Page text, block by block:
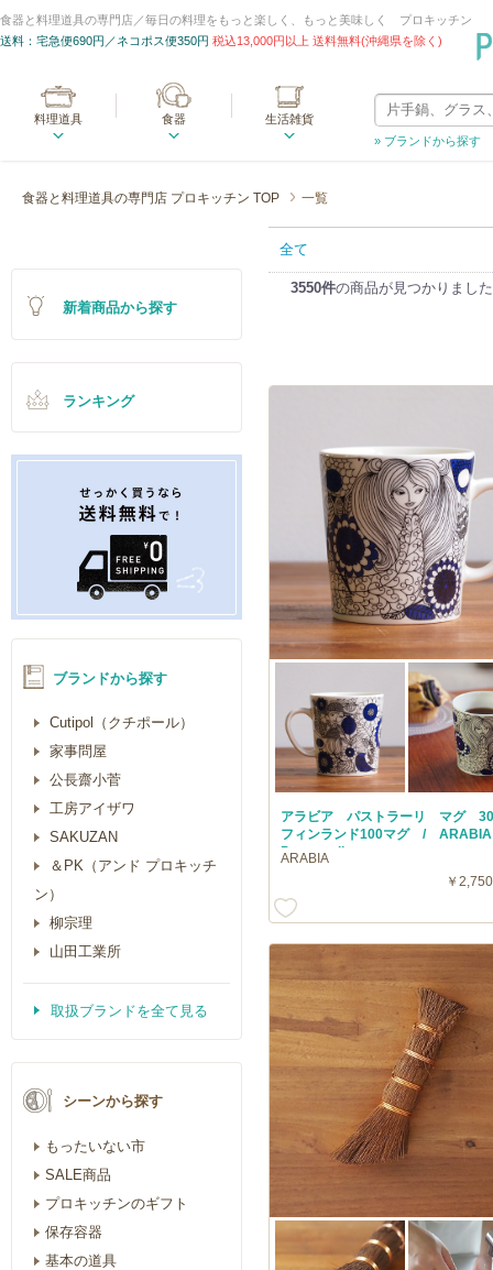
食器と料理道具の専門店／毎日の料理をもっと楽しく、もっと美味しく プロキッチン
送料：宅急便690円／ネコポス便350円 税込13,000円以上 送料無料(沖縄県を除く)
料理道具 食器
生活雑貨
» ブランドから探す
食器と料理道具の専門店 プロキッチン TOP 一覧
全て
3550件の商品が見つかりました
アラビア パストラーリ マグ
フィンランド100マグ /
Pastoraali
ARABIA
￥
新着商品から探す
ランキング
ブランドから探す
Cutipol（クチポール）
家事問屋
公長齋小菅
工房アイザワ
SAKUZAN
＆PK（アンド プロキッチ
ン）
柳宗理
山田工業所
取扱ブランドを全て見る
シーンから探す
もったいない市
SALE商品
プロキッチンのギフト
保存容器
基本の道具